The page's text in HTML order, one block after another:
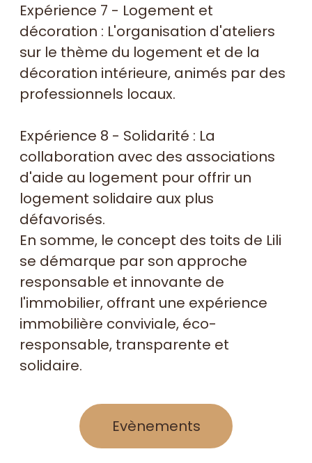
Expérience 7 - Logement et
décoration : L'organisation d'ateliers
sur le thème du logement et de la
décoration intérieure, animés par des
professionnels locaux.
Expérience 8 - Solidarité : La
collaboration avec des associations
d'aide au logement pour offrir un
logement solidaire aux plus
défavorisés.
En somme, le concept des toits de Lili
se démarque par son approche
responsable et innovante de
l'immobilier, offrant une expérience
immobilière conviviale, éco-
responsable, transparente et
solidaire.
evènements